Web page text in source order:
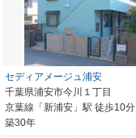
セディアメージュ浦安
千葉県浦安市今川１丁目
京葉線「新浦安」駅 徒歩10分
築30年